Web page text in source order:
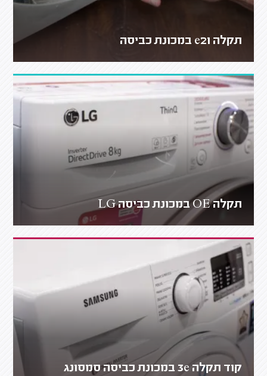
תקלה e21 במכונת כביסה
תקלה OE במכונת כביסה LG
קוד תקלה 3e במכונת כביסה סמסונג